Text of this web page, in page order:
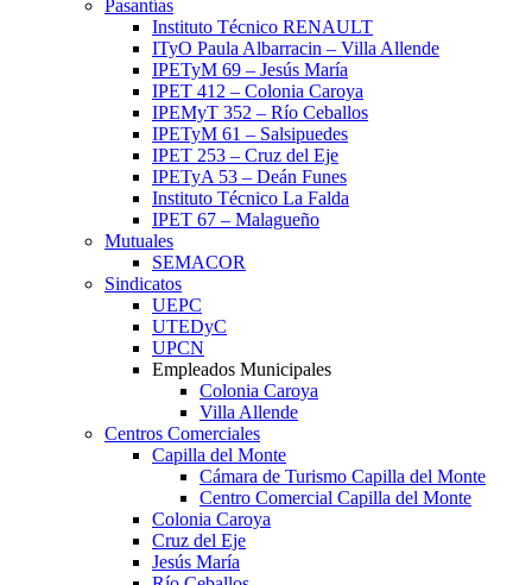
Pasantías
Instituto Técnico RENAULT
ITyO Paula Albarracin – Villa Allende
IPETyM 69 – Jesús María
IPET 412 – Colonia Caroya
IPEMyT 352 – Río Ceballos
IPETyM 61 – Salsipuedes
IPET 253 – Cruz del Eje
IPETyA 53 – Deán Funes
Instituto Técnico La Falda
IPET 67 – Malagueño
Mutuales
SEMACOR
Sindicatos
UEPC
UTEDyC
UPCN
Empleados Municipales
Colonia Caroya
Villa Allende
Centros Comerciales
Capilla del Monte
Cámara de Turismo Capilla del Monte
Centro Comercial Capilla del Monte
Colonia Caroya
Cruz del Eje
Jesús María